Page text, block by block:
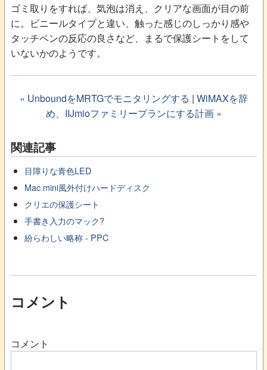
ゴミ取りをすれば、気泡は消え、クリアな画面が目の前
に。ビニールタイプと違い、触った感じのしっかり感や
タッチペンの反応の良さなど、まるで保護シートをして
いないかのようです。
« UnboundをMRTGでモニタリングする | WiMAXを辞
め、IIJmioファミリープランにする計画 »
関連記事
目障りな青色LED
Mac mini風外付けハードディスク
クリエの保護シート
手書き入力のマック?
紛らわしい略称 - PPC
コメント
コメント